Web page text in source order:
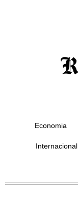
Economia
Internacional